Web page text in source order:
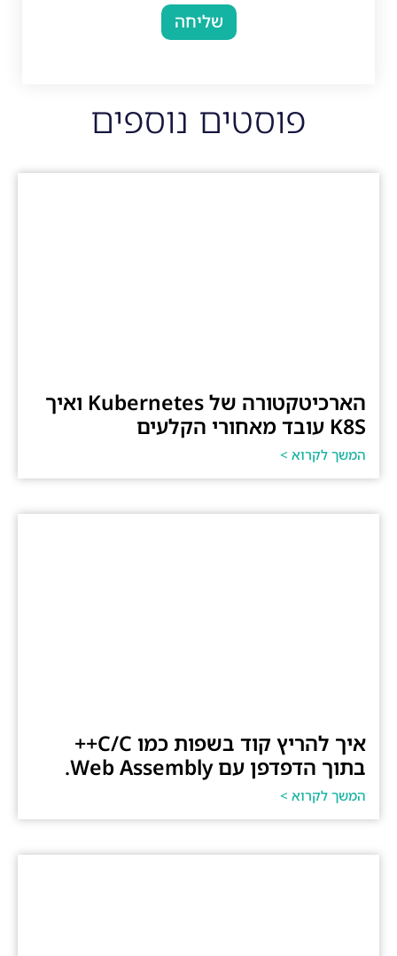
שליחה
פוסטים נוספים
הארכיטקטורה של Kubernetes ואיך
K8S עובד מאחורי הקלעים
המשך לקרוא >
איך להריץ קוד בשפות כמו C/C++
בתוך הדפדפן עם Web Assembly.
המשך לקרוא >